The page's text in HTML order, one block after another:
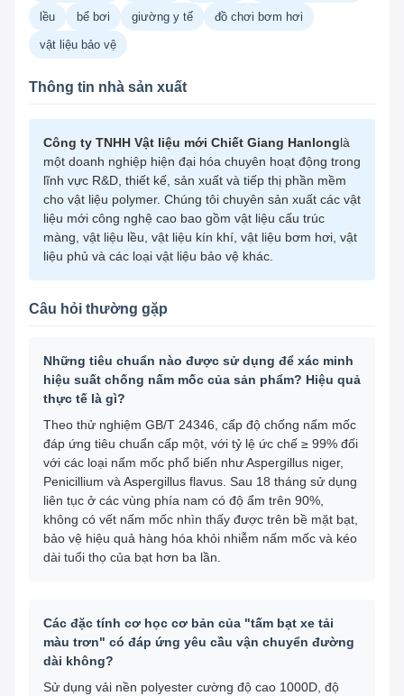
lều bể bơi giường y tế đồ chơi bơm hơi
vật liệu bảo vệ
Thông tin nhà sản xuất
Công ty TNHH Vật liệu mới Chiết Giang Hanlonglà
một doanh nghiệp hiện đại hóa chuyên hoạt động trong
lĩnh vực R&D, thiết kế, sản xuất và tiếp thị phần mềm
cho vật liệu polymer. Chúng tôi chuyên sản xuất các vật
liệu mới công nghệ cao bao gồm vật liệu cấu trúc
màng, vật liệu lều, vật liệu kín khí, vật liệu bơm hơi, vật
liệu phủ và các loại vật liệu bảo vệ khác.
Câu hỏi thường gặp
Những tiêu chuẩn nào được sử dụng để xác minh
hiệu suất chống nấm mốc của sản phẩm? Hiệu quả
thực tế là gì?
Theo thử nghiệm GB/T 24346, cấp độ chống nấm mốc
đáp ứng tiêu chuẩn cấp một, với tỷ lệ ức chế ≥ 99% đối
với các loại nấm mốc phổ biến như Aspergillus niger,
Penicillium và Aspergillus flavus. Sau 18 tháng sử dụng
liên tục ở các vùng phía nam có độ ẩm trên 90%,
không có vết nấm mốc nhìn thấy được trên bề mặt bạt,
bảo vệ hiệu quả hàng hóa khỏi nhiễm nấm mốc và kéo
dài tuổi thọ của bạt hơn ba lần.
Các đặc tính cơ học cơ bản của "tấm bạt xe tải
màu trơn" có đáp ứng yêu cầu vận chuyển đường
dài không?
Sử dụng vải nền polyester cường độ cao 1000D, độ